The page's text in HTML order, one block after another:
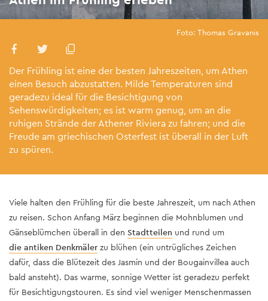
Foto: Thomas Gravanis
Der Frühling ist eine der besten Jahreszeiten, um Athen
einen Besuch abzustatten. Milde Temperaturen sind
geradezu ideal für die Besichtigung von
Sehenswürdigkeiten; es ist warm genug, um an die
ruhigen Strände der Athener Riviera zu fahren; und die
Freude am griechischen Osterfest ist überall in der Luft
zu spüren.
Viele halten den Frühling für die beste Jahreszeit, um nach Athen
zu reisen. Schon Anfang März beginnen die Mohnblumen und
Gänseblümchen überall in den Stadtteilen und rund um
die antiken Denkmäler zu blühen (ein untrügliches Zeichen
dafür, dass die Blütezeit des Jasmin und der Bougainvillea auch
bald ansteht). Das warme, sonnige Wetter ist geradezu perfekt
für Besichtigungstouren. Es sind viel weniger Menschenmassen